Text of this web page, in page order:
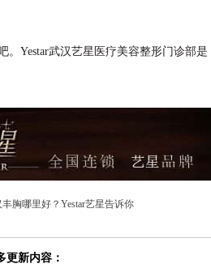
Yestar武汉艺星医疗美容整形门诊部是
丰胸哪里好？Yestar艺星告诉你
更新内容：